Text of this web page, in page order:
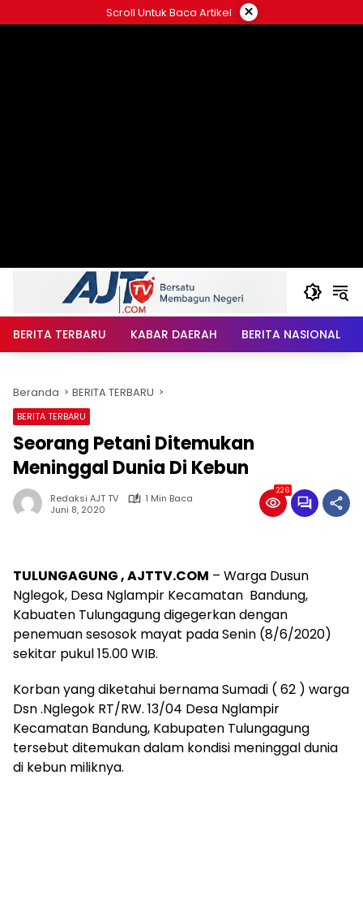
ke
Scroll Untuk Baca Artikel ×
BERITA TERBARU KABAR DAERAH BERITA NASIONAL
Beranda BERITA TERBARU
BERITA TERBARU
Seorang Petani Ditemukan
Meninggal Dunia Di Kebun
Redaksi AJT TV
1 Min Baca
Juni 8, 2020
226
TULUNGAGUNG , AJTTV.COM – Warga Dusun
Nglegok, Desa Nglampir Kecamatan Bandung,
Kabuaten Tulungagung digegerkan dengan
penemuan sesosok mayat pada Senin (8/6/2020)
sekitar pukul 15.00 WIB.
Korban yang diketahui bernama Sumadi ( 62 ) warga
Dsn .Nglegok RT/RW. 13/04 Desa Nglampir
Kecamatan Bandung, Kabupaten Tulungagung
tersebut ditemukan dalam kondisi meninggal dunia
di kebun miliknya.